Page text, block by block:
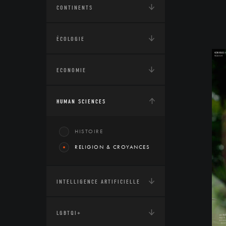
CONTINENTS
ÉCOLOGIE
ECONOMIE
HUMAN SCIENCES
HISTOIRE
RELIGION & CROYANCES
INTELLIGENCE ARTIFICIELLE
LGBTQI+